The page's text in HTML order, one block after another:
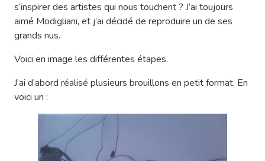
s’inspirer des artistes qui nous touchent ? J’ai toujours
aimé Modigliani, et j’ai décidé de reproduire un de ses
grands nus.
Voici en image les différentes étapes.
J’ai d’abord réalisé plusieurs brouillons en petit format. En
voici un :